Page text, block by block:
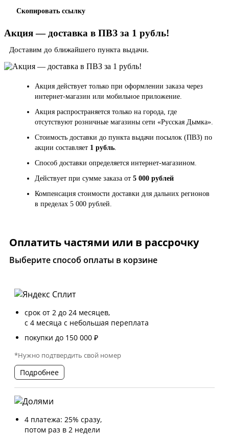
Скопировать ссылку
Акция — доставка в ПВЗ за 1 рубль!
Доставим до ближайшего пункта выдачи.
Акция действует только при оформлении заказа через
интернет-магазин или мобильное приложение.
Акция распространяется только на города, где
отсутствуют розничные магазины сети «Русская Дымка».
Стоимость доставки до пункта выдачи посылок (ПВЗ) по
акции составляет 1 рубль
Способ доставки определяется интернет-магазином.
Действует при сумме заказа от 5 000 рублей
Компенсация стоимости доставки для дальних регионов
в пределах 5 000 рублей.
Оплатить частями или в рассрочку
Выберите способ оплаты в корзине
срок от 2 до 24 месяцев,
с 4 месяца с небольшая переплата
покупки до 150 000 ₽
*Нужно подтвердить свой номер
Подробнее
4 платежа: 25% сразу,
потом раз в 2 недели